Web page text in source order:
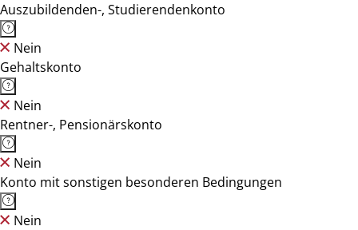
Auszubildenden-, Studierendenkonto
Nein
Gehaltskonto
Nein
Rentner-, Pensionärskonto
Nein
Konto mit sonstigen besonderen Bedingungen
Nein